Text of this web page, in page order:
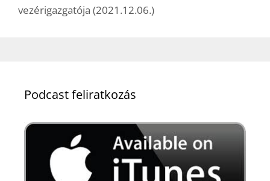
vezérigazgatója (2021.12.06.)
Podcast feliratkozás